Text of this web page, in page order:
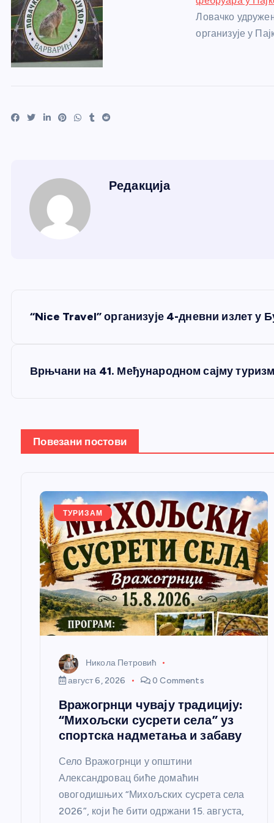
Ловачко
организује у
Редакција
“Nice Travel” организује 4-дневни излет у
Врњчани на 41. Међународном сајму
Повезани постови
ТУРИЗАМ
Никола Петровић
август 6, 2026
0 Comments
Вражогрнци чувају традицију:
“Михољски сусрети села” уз
спортска надметања и забаву
Село Вражогрнци у општини
Александровац биће домаћин
овогодишњих “Михољских сусрета села
2026”, који ће бити одржани 15. августа,